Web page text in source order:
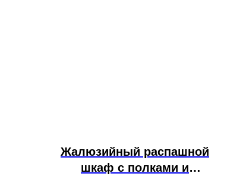
Жалюзийный распашной
шкаф с полками и